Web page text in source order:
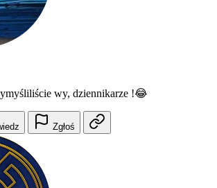
wy, dziennikarze !😂
Zgłoś